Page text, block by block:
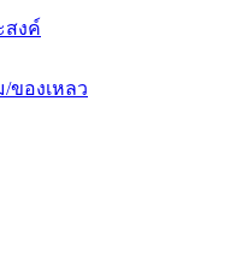
สงค์
ของเหลว